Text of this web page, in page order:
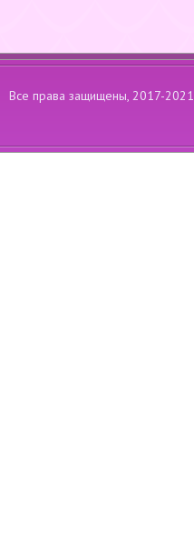
Все права защищены, 2017-2021